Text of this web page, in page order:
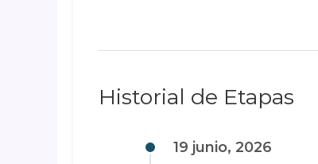
Historial de Etapas
19 junio, 2026